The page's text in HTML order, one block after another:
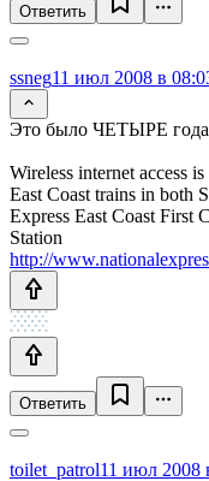
Ответить
ssneg11 июл 2008 в
Это было ЧЕТЫРЕ года
Wireless internet access
East Coast trains in both
Express East Coast First
Station
http://
Ответить
toilet_patrol11 июл 2008